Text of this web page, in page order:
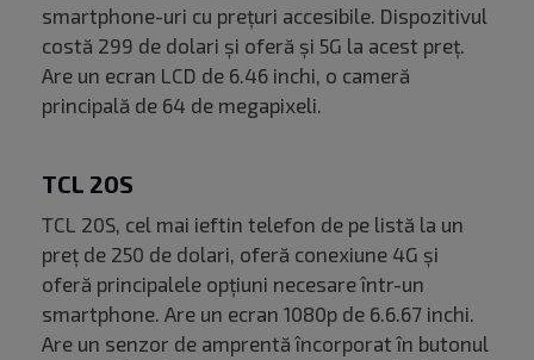
smartphone-uri cu prețuri accesibile. Dispozitivul
costă 299 de dolari și oferă și 5G la acest preț.
Are un ecran LCD de 6.46 inchi, o cameră
principală de 64 de megapixeli.
TCL 20S
TCL 20S, cel mai ieftin telefon de pe listă la un
preț de 250 de dolari, oferă conexiune 4G și
oferă principalele opțiuni necesare într-un
smartphone. Are un ecran 1080p de 6.6.67 inchi.
Are un senzor de amprentă încorporat în butonul